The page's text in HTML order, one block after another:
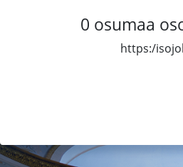
0 osumaa
https:/